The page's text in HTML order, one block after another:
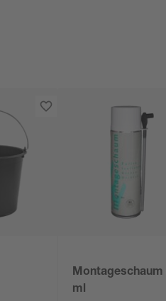
Montageschaum
ml